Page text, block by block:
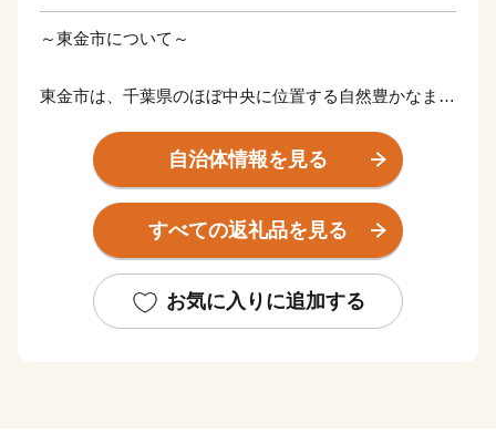
～東金市について～
東金市は、千葉県のほぼ中央に位置する自然豊かなまち
東京都心から約 50km と比較的アクセスが良く、温暖な
気候に恵まれ、広大な田園風景が広がる平野部と、緑豊
かな丘陵地が織りなす穏やかな景色が魅力です。
特に、桜の名所として知られる八鶴湖（はっかくこ）で
は、春には約 300 本のソメイヨシノが湖畔を彩り、多
自治体情報を見る
すべての返礼品を見る
お気に入りに追加する